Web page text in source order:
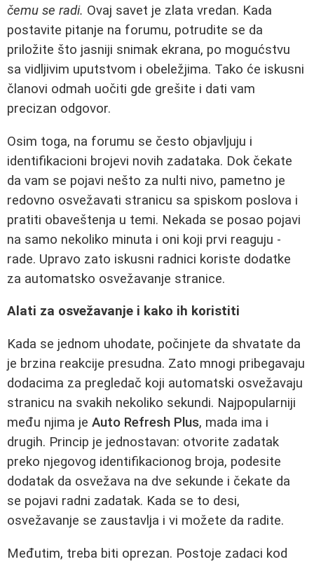
čemu se radi. Ovaj savet je zlata vredan. Kada
postavite pitanje na forumu, potrudite se da
priložite što jasniji snimak ekrana, po mogućstvu
sa vidljivim uputstvom i obeležjima. Tako će iskusni
članovi odmah uočiti gde grešite i dati vam
precizan odgovor.
Osim toga, na forumu se često objavljuju i
identifikacioni brojevi novih zadataka. Dok čekate
da vam se pojavi nešto za nulti nivo, pametno je
redovno osvežavati stranicu sa spiskom poslova i
pratiti obaveštenja u temi. Nekada se posao pojavi
na samo nekoliko minuta i oni koji prvi reaguju -
rade. Upravo zato iskusni radnici koriste dodatke
za automatsko osvežavanje stranice.
Alati za osvežavanje i kako ih koristiti
Kada se jednom uhodate, počinjete da shvatate da
je brzina reakcije presudna. Zato mnogi pribegavaju
dodacima za pregledač koji automatski osvežavaju
stranicu na svakih nekoliko sekundi. Najpopularniji
među njima je Auto Refresh Plus, mada ima i
drugih. Princip je jednostavan: otvorite zadatak
preko njegovog identifikacionog broja, podesite
dodatak da osvežava na dve sekunde i čekate da
se pojavi radni zadatak. Kada se to desi,
osvežavanje se zaustavlja i vi možete da radite.
Međutim, treba biti oprezan. Postoje zadaci kod